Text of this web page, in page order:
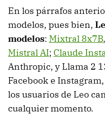
En los párrafos
modelos, pues bien,
modelos: Mixtral 8x7B
Mistral AI; Claude
Anthropic, y Llama 2
Facebook e
los usuarios de Leo
cualquier momento.